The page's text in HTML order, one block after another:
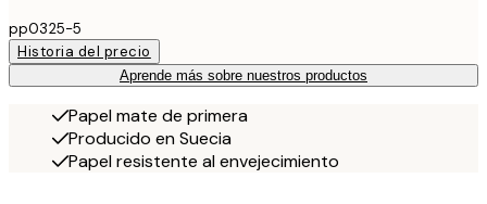
pp0325-5
Historia del precio
Aprende más sobre nuestros productos
Papel mate de primera
Producido en Suecia
Papel resistente al envejecimiento